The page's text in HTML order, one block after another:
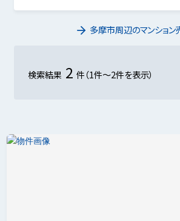
多摩市周辺のマンショ
検索結果 2 件（1件～2件を表示）